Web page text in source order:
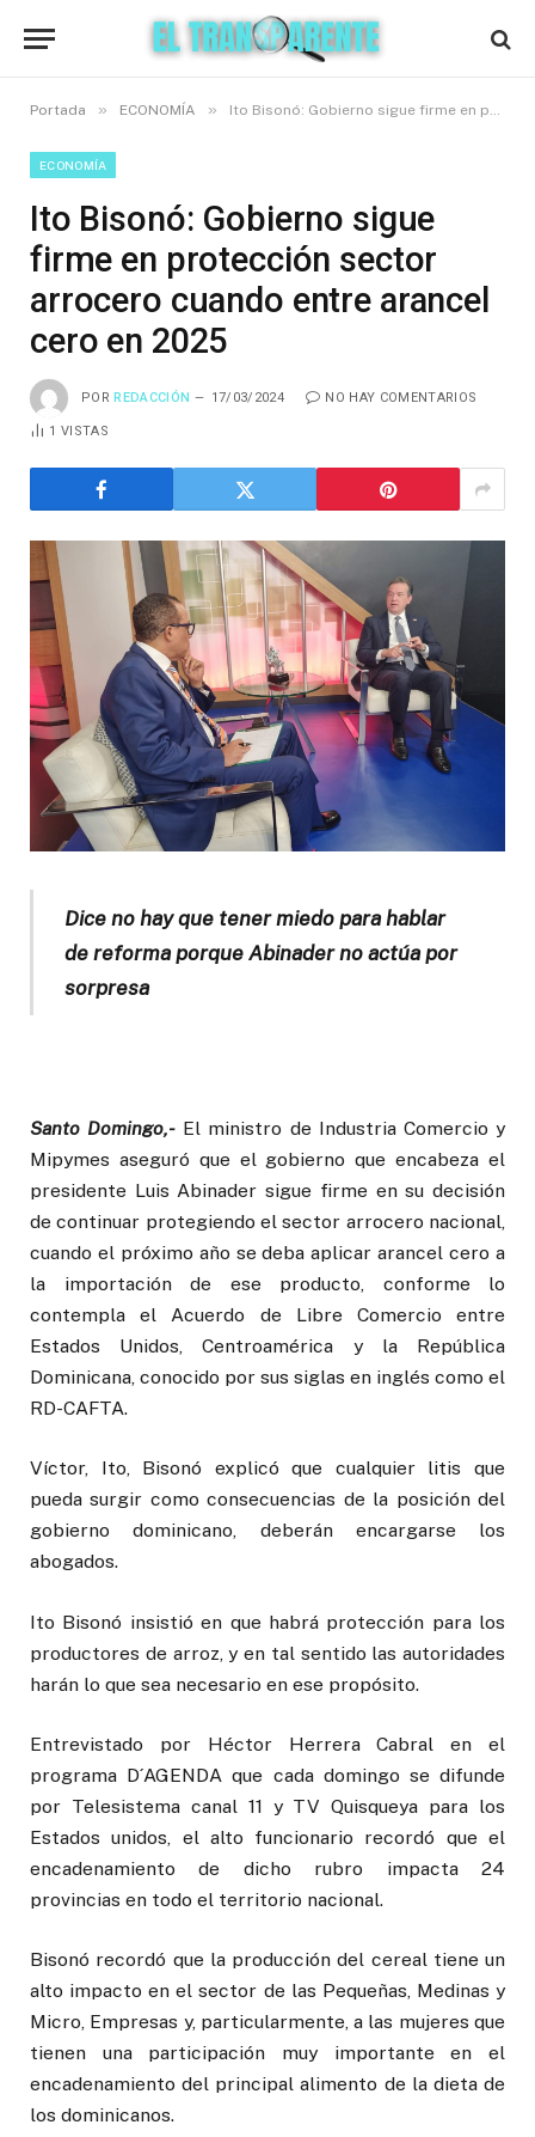
Portada » ECONOMÍA » Ito Bisonó: Gobierno sigue firme en protección sector arrocero cuando entre arancel cero en 2025
ECONOMÍA
Ito Bisonó: Gobierno sigue
firme en protección sector
arrocero cuando entre arancel
cero en 2025
POR REDACCIÓN 17/03/2024 NO HAY COMENTARIOS
1VISTAS
Dice no hay que tener miedo para hablar
de reforma porque Abinader no actúa por
sorpresa
Santo Domingo,- El ministro de Industria Comercio y
Mipymes aseguró que el gobierno que encabeza el
presidente Luis Abinader sigue firme en su decisión
de continuar protegiendo el sector arrocero nacional,
cuando el próximo año se deba aplicar arancel cero a
la importación de ese producto, conforme lo
contempla el Acuerdo de Libre Comercio entre
Estados Unidos, Centroamérica y la República
Dominicana, conocido por sus siglas en inglés como el
RD-CAFTA.
Víctor, Ito, Bisonó explicó que cualquier litis que
pueda surgir como consecuencias de la posición del
gobierno dominicano, deberán encargarse los
abogados.
Ito Bisonó insistió en que habrá protección para los
productores de arroz, y en tal sentido las autoridades
harán lo que sea necesario en ese propósito.
Entrevistado por Héctor Herrera Cabral en el
programa D´AGENDA que cada domingo se difunde
por Telesistema canal 11 y TV Quisqueya para los
Estados unidos, el alto funcionario recordó que el
encadenamiento de dicho rubro impacta 24
provincias en todo el territorio nacional.
Bisonó recordó que la producción del cereal tiene un
alto impacto en el sector de las Pequeñas, Medinas y
Micro, Empresas y, particularmente, a las mujeres que
tienen una participación muy importante en el
encadenamiento del principal alimento de la dieta de
los dominicanos.